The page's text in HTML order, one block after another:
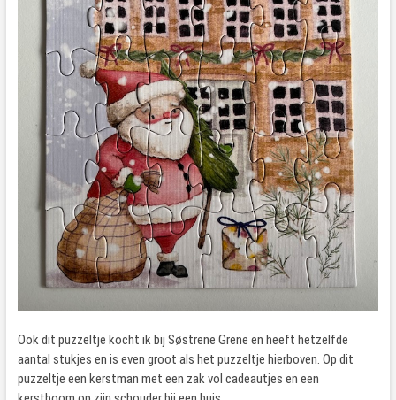
Ook dit puzzeltje kocht ik bij Søstrene Grene en heeft hetzelfde
aantal stukjes en is even groot als het puzzeltje hierboven. Op dit
puzzeltje een kerstman met een zak vol cadeautjes en een